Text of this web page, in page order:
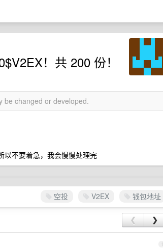
！共 200 份！
be changed or developed.
以不要着急，我会慢慢处理完
空投 V2EX 钱包地址
❮ ❯
1